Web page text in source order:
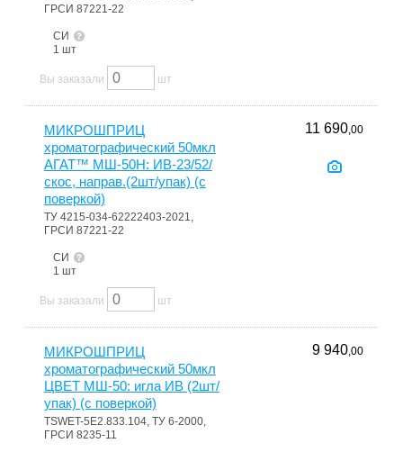
ГРСИ 87221-22
СИ
1 шт
Вы заказали шт
МИКРОШПРИЦ
хроматографический 50мкл
АГАТ™ МШ-50Н: ИВ-23/52/
скос, направ.(2шт/упак) (с
поверкой)
ТУ 4215-034-62222403-2021,
ГРСИ 87221-22
СИ
1 шт
11 690,00
Вы заказали шт
МИКРОШПРИЦ
хроматографический 50мкл
ЦВЕТ МШ-50: игла ИВ (2шт/
упак) (с поверкой)
TSWET-5Е2.833.104, ТУ 6-2000,
ГРСИ 8235-11
9 940,00